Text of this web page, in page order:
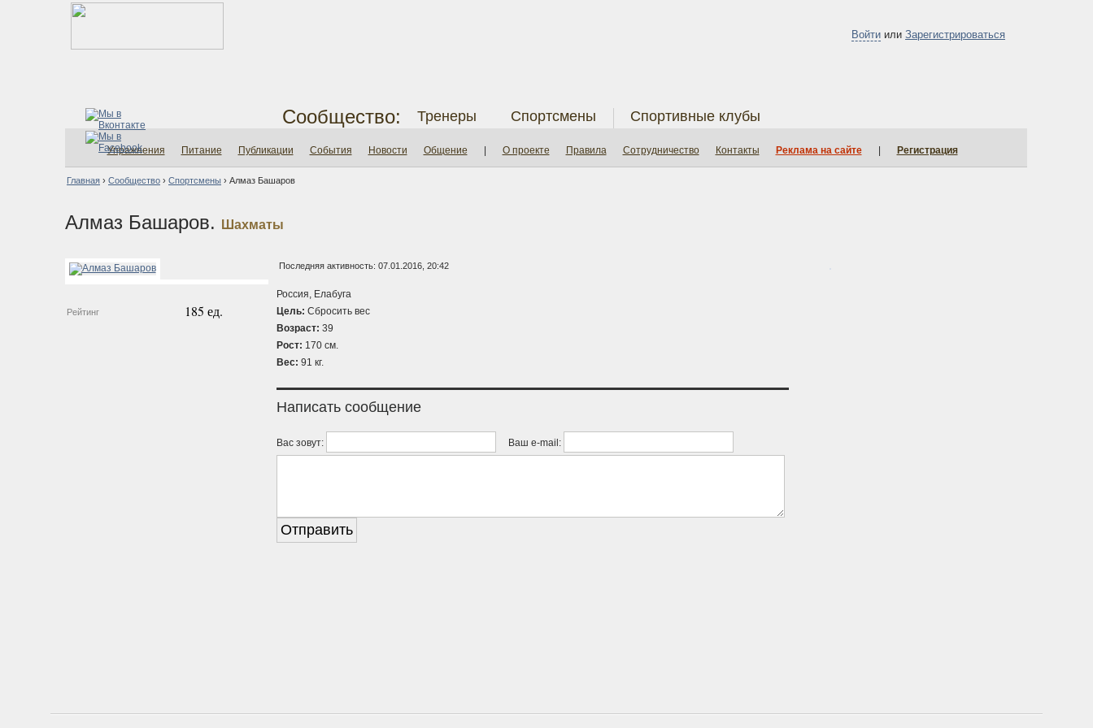
Войти или Зарегистрироваться
Сообщество: Тренеры Спортсмены Спортивные клубы
Упражнения Питание Публикации События Новости Общение О проекте Правила Сотрудничество Контакты Реклама на сайте Регистрация
Главная › Сообщество › Спортсмены › Алмаз Башаров
Алмаз Башаров. Шахматы
Рейтинг 185 ед.
Последняя активность: 07.01.2016, 20:42
Россия, Елабуга
Цель: Сбросить вес
Возраст: 39
Рост: 170 см.
Вес: 91 кг.
Написать сообщение
Вас зовут: Ваш e-mail: